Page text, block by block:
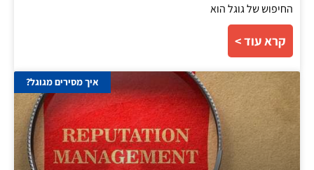
החיפוש של גוגל הוא
קרא עוד >
איך מסירים מגוגל?